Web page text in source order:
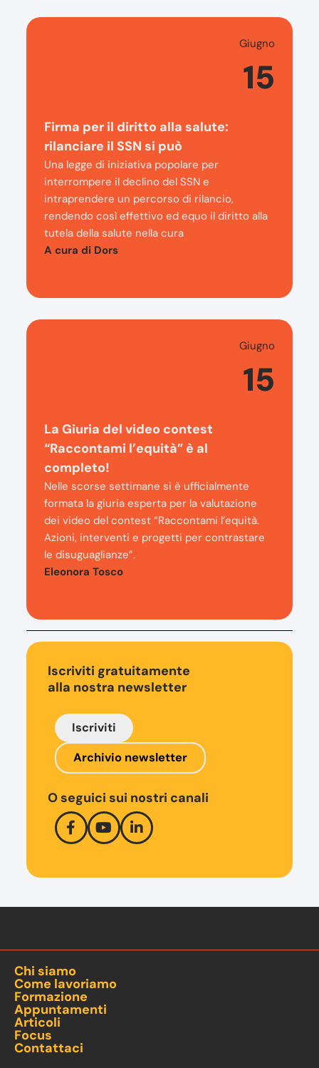
Giugno
15
Firma per il diritto alla salute:
rilanciare il SSN si può
Una legge di iniziativa popolare per
interrompere il declino del SSN e
intraprendere un percorso di rilancio,
rendendo così effettivo ed equo il diritto alla
tutela della salute nella cura
A cura di Dors
Giugno
15
La Giuria del video contest
“Raccontami l’equità” è al
completo!
Nelle scorse settimane si è ufficialmente
formata la giuria esperta per la valutazione
dei video del contest “Raccontami l’equità.
Azioni, interventi e progetti per contrastare
le disuguaglianze”.
Eleonora Tosco
Iscriviti gratuitamente
alla nostra newsletter
Iscriviti
Archivio newsletter
O seguici sui nostri canali
Chi siamo
Come lavoriamo
Formazione
Appuntamenti
Articoli
Focus
Contattaci